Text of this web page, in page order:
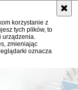
korzystanie z
tych plików, to
urządzenia.
zmieniając
oznacza